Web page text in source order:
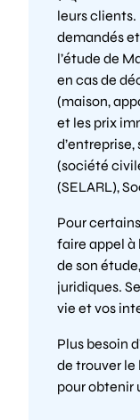
leurs
demandés
l’étude de
en cas de
(maison,
et les prix
(société
(SELARL),
Pour
faire appel à
de son
juridiques.
vie et vos
Plus besoin
de trouver le
pour obtenir